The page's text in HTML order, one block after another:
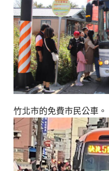
竹北市的免費市民公車。